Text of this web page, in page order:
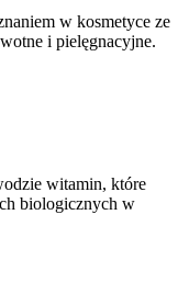
w kosmetyce ze
i pielęgnacyjne.
witamin, które
biologicznych w